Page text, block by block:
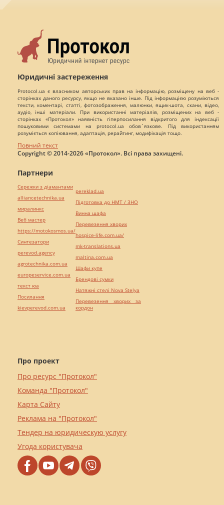
Юридичні застереження
Protocol.ua є власником авторських прав на інформацію, розміщену на веб -
сторінках даного ресурсу, якщо не вказано інше. Під інформацією розуміються
тексти, коментарі, статті, фотозображення, малюнки, ящик-шота, скани, відео,
аудіо, інші матеріали. При використанні матеріалів, розміщених на веб -
сторінках «Протокол» наявність гіперпосилання відкритого для індексації
пошуковими системами на protocol.ua обов`язкове. Під використанням
розуміється копіювання, адаптація, рерайтинг, модифікація тощо.
Повний текст
Copyright © 2014-2026 «Протокол». Всі права захищені.
Про проект
Про ресурс "Протокол"
Команда "Протокол"
Карта Сайту
Реклама на "Протокол"
Тендер на юридическую услугу
Угода користувача
Партнери
Сережки з діамантами
alliancetechnika.ua
миралинкс
Веб мастер
https://motokosmos.ua/
Синтезатори
perevod.agency
agrotechnika.com.ua
europeservice.com.ua
текст юа
Посилання
kievperevod.com.ua
pereklad.ua
Підготовка до НМТ / ЗНО
Винна шафа
Перевезення хворих
hospice-life.com.ua/
mk-translations.ua
maltina.com.ua
Шафи купе
Брендові сумки
Натяжні стелі Nova Stelya
Перевезення хворих за
кордон